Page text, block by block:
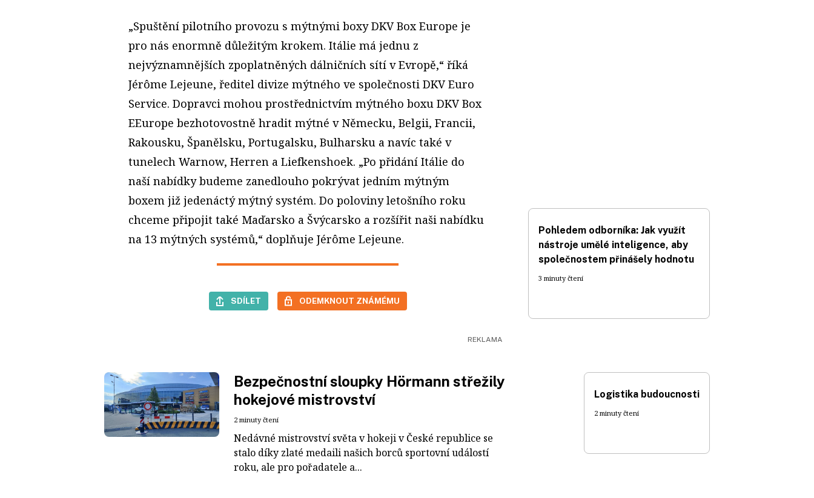
„Spuštění pilotního provozu s mýtnými boxy DKV Box Europe je
pro nás enormně důležitým krokem. Itálie má jednu z
nejvýznamnějších zpoplatněných dálničních sítí v Evropě,“ říká
Jérôme Lejeune, ředitel divize mýtného ve společnosti DKV Euro
Service. Dopravci mohou prostřednictvím mýtného boxu DKV Box
EEurope bezhotovostně hradit mýtné v Německu, Belgii, Francii,
Rakousku, Španělsku, Portugalsku, Bulharsku a navíc také v
tunelech Warnow, Herren a Liefkenshoek. „Po přidání Itálie do
naší nabídky budeme zanedlouho pokrývat jedním mýtným
boxem již jedenáctý mýtný systém. Do poloviny letošního roku
chceme připojit také Maďarsko a Švýcarsko a rozšířit naši nabídku
na 13 mýtných systémů,“ doplňuje Jérôme Lejeune.
SDÍLET ODEMKNOUT ZNÁMÉMU
Pohledem odborníka: Jak využít
nástroje umělé inteligence, aby
společnostem přinášely hodnotu
3 minuty čtení
Bezpečnostní sloupky Hörmann střežily
hokejové mistrovství
2 minuty čtení
Nedávné mistrovství světa v hokeji v České republice se
stalo díky zlaté medaili našich borců sportovní událostí
roku, ale pro pořadatele a...
Logistika budoucnosti
2 minuty čtení